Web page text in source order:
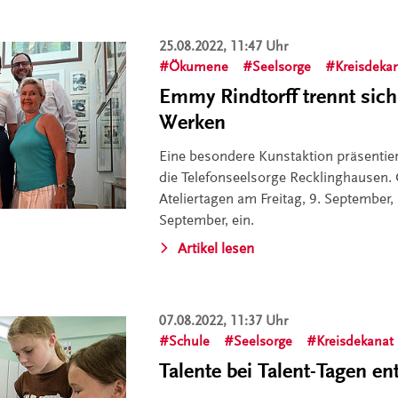
25.08.2022, 11:47 Uhr
Ökumene
Seelsorge
Emmy Rindtorff trennt
Werken
Eine besondere Kunstaktion
die Telefonseelsorge
Ateliertagen am Freitag, 9.
September, ein.
Artikel lesen
07.08.2022, 11:37 Uhr
Schule
Seelsorge
Talente bei Talent-Tagen